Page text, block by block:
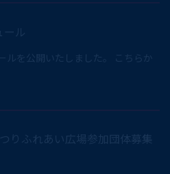
ル
ルを公開いたしました。 こちらか
りふれあい広場参加団体募集